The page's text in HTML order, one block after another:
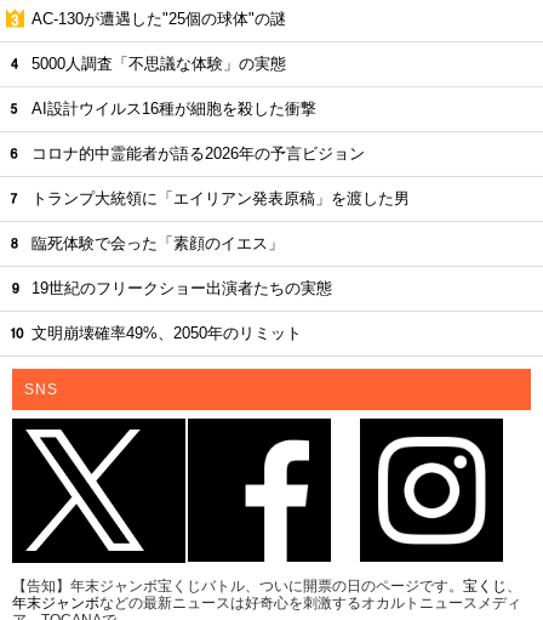
AC-130が遭遇した"25個の球体"の謎
5000人調査「不思議な体験」の実態
AI設計ウイルス16種が細胞を殺した衝撃
コロナ的中霊能者が語る2026年の予言ビジョン
トランプ大統領に「エイリアン発表原稿」を渡した男
臨死体験で会った「素顔のイエス」
19世紀のフリークショー出演者たちの実態
文明崩壊確率49%、2050年のリミット
SNS
【告知】年末ジャンボ宝くじバトル、ついに開票の日のページです。 宝くじ
年末ジャンボなどの最新ニュースは好奇心を刺激するオカルトニュースメディ